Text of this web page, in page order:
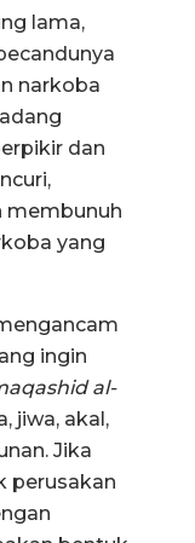
lama,
narkoba
dan
membunuh
yang
ingin
al-
jiwa, akal,
Jika
perusakan